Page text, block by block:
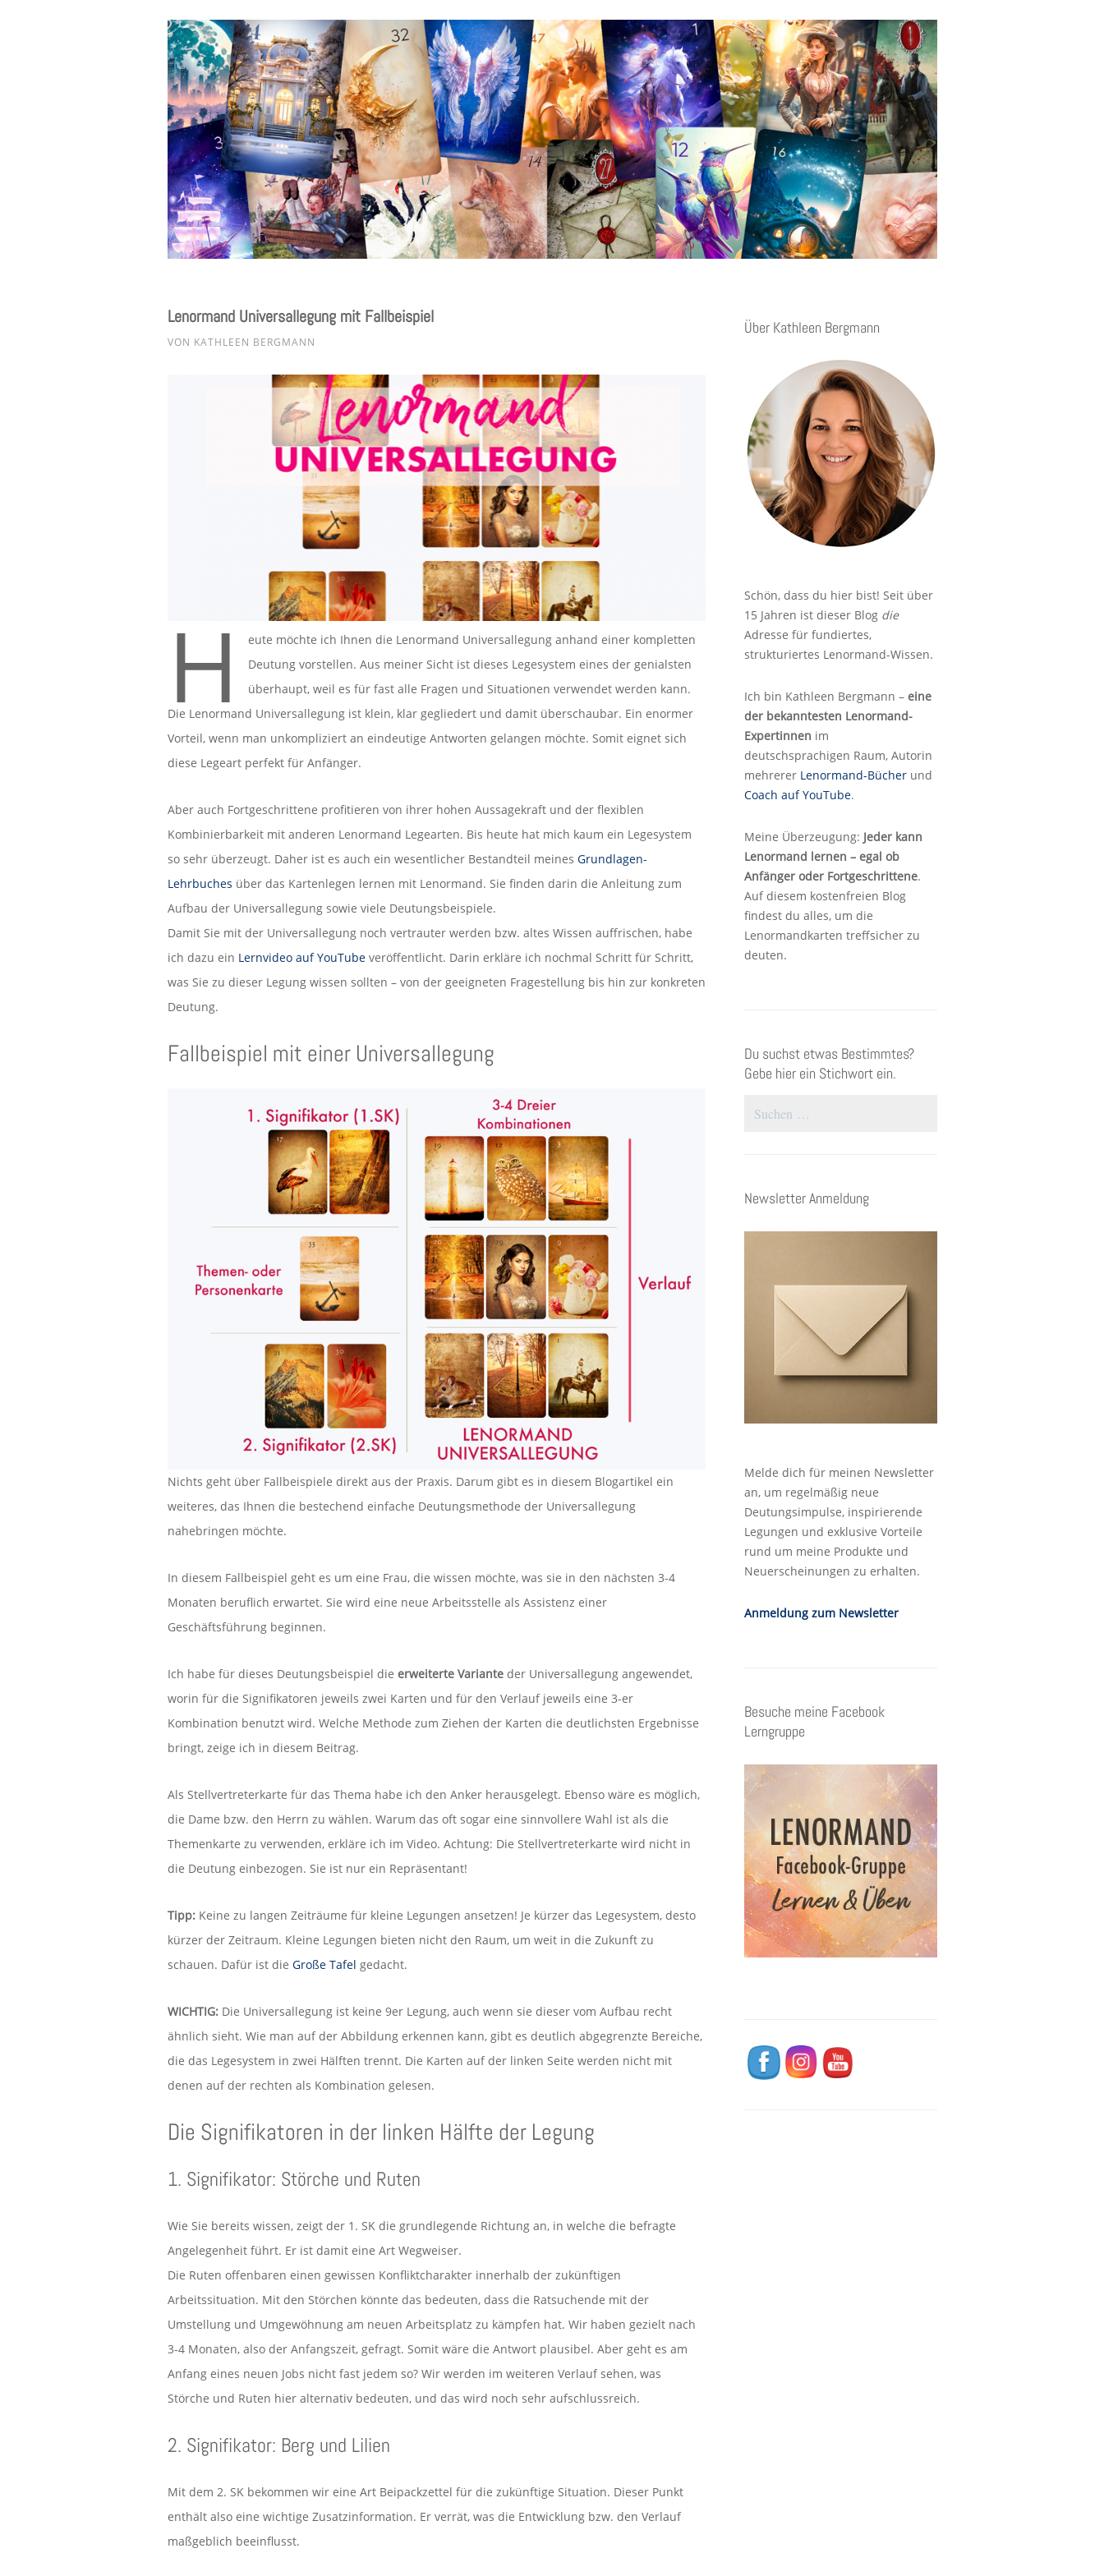
Lenormand Universallegung mit Fallbeispiel
VON KATHLEEN BERGMANN
H
eute möchte ich Ihnen die Lenormand Universallegung anhand einer kompletten
Deutung vorstellen. Aus meiner Sicht ist dieses Legesystem eines der genialsten
überhaupt, weil es für fast alle Fragen und Situationen verwendet werden kann.
Die Lenormand Universallegung ist klein, klar gegliedert und damit überschaubar. Ein enormer
Vorteil, wenn man unkompliziert an eindeutige Antworten gelangen möchte. Somit eignet sich
diese Legeart perfekt für Anfänger.
Aber auch Fortgeschrittene profitieren von ihrer hohen Aussagekraft und der flexiblen
Kombinierbarkeit mit anderen Lenormand Legearten. Bis heute hat mich kaum ein Legesystem
so sehr überzeugt. Daher ist es auch ein wesentlicher Bestandteil meines Grundlagen-
Lehrbuches über das Kartenlegen lernen mit Lenormand. Sie finden darin die Anleitung zum
Aufbau der Universallegung sowie viele Deutungsbeispiele.
Damit Sie mit der Universallegung noch vertrauter werden bzw. altes Wissen auffrischen, habe
ich dazu ein Lernvideo auf YouTubeveröffentlicht. Darin erkläre ich nochmal Schritt für Schritt,
was Sie zu dieser Legung wissen sollten – von der geeigneten Fragestellung bis hin zur konkreten
Deutung.
Fallbeispiel mit einer Universallegung
Nichts geht über Fallbeispiele direkt aus der Praxis. Darum gibt es in diesem Blogartikel ein
weiteres, das Ihnen die bestechend einfache Deutungsmethode der Universallegung
nahebringen möchte.
In diesem Fallbeispiel geht es um eine Frau, die wissen möchte, was sie in den nächsten 3-4
Monaten beruflich erwartet. Sie wird eine neue Arbeitsstelle als Assistenz einer
Geschäftsführung beginnen.
Ich habe für dieses Deutungsbeispiel die erweiterte Varianteder Universallegung angewendet,
worin für die Signifikatoren jeweils zwei Karten und für den Verlauf jeweils eine 3-er
Kombination benutzt wird. Welche Methode zum Ziehen der Karten die deutlichsten Ergebnisse
bringt, zeige ich in diesem Beitrag.
Als Stellvertreterkarte für das Thema habe ich den Anker herausgelegt. Ebenso wäre es möglich,
die Dame bzw. den Herrn zu wählen. Warum das oft sogar eine sinnvollere Wahl ist als die
Themenkarte zu verwenden, erkläre ich im Video. Achtung: Die Stellvertreterkarte wird nicht in
die Deutung einbezogen. Sie ist nur ein Repräsentant!
Tipp: Keine zu langen Zeiträume für kleine Legungen ansetzen! Je kürzer das Legesystem, desto
kürzer der Zeitraum. Kleine Legungen bieten nicht den Raum, um weit in die Zukunft zu
schauen. Dafür ist die Große Tafel gedacht.
WICHTIG: Die Universallegung ist keine 9er Legung, auch wenn sie dieser vom Aufbau recht
ähnlich sieht. Wie man auf der Abbildung erkennen kann, gibt es deutlich abgegrenzte Bereiche,
die das Legesystem in zwei Hälften trennt. Die Karten auf der linken Seite werden nicht mit
denen auf der rechten als Kombination gelesen.
Die Signifikatoren in der linken Hälfte der Legung
1. Signifikator: Störche und Ruten
Wie Sie bereits wissen, zeigt der 1. SK die grundlegende Richtung an, in welche die befragte
Angelegenheit führt. Er ist damit eine Art Wegweiser.
Die Ruten offenbaren einen gewissen Konfliktcharakter innerhalb der zukünftigen
Arbeitssituation. Mit den Störchen könnte das bedeuten, dass die Ratsuchende mit der
Umstellung und Umgewöhnung am neuen Arbeitsplatz zu kämpfen hat. Wir haben gezielt nach
3-4 Monaten, also der Anfangszeit, gefragt. Somit wäre die Antwort plausibel. Aber geht es am
Anfang eines neuen Jobs nicht fast jedem so? Wir werden im weiteren Verlauf sehen, was
Störche und Ruten hier alternativ bedeuten, und das wird noch sehr aufschlussreich.
2. Signifikator: Berg und Lilien
Mit dem 2. SK bekommen wir eine Art Beipackzettel für die zukünftige Situation. Dieser Punkt
enthält also eine wichtige Zusatzinformation. Er verrät, was die Entwicklung bzw. den Verlauf
maßgeblich beeinflusst.
Über Kathleen Bergmann
Schön, dass du hier bist! Seit über
15 Jahren ist dieser Blog die
Adresse für fundiertes,
strukturiertes Lenormand-Wissen.
Ich bin Kathleen Bergmann –eine
der bekanntesten Lenormand-
Expertinnen im
deutschsprachigen Raum, Autorin
mehrerer Lenormand-Bücher und
Coach auf YouTube.
Meine Überzeugung: Jeder kann
Lenormand lernen – egal ob
Anfänger oder Fortgeschrittene.
Auf diesem kostenfreien Blog
findest du alles, um die
Lenormandkarten treffsicher zu
deuten.
Du suchst etwas Bestimmtes?
Gebe hier ein Stichwort ein.
Suchen
Newsletter Anmeldung
Melde dich für meinen Newsletter
an, um regelmäßig neue
Deutungsimpulse, inspirierende
Legungen und exklusive Vorteile
rund um meine Produkte und
Neuerscheinungen zu erhalten.
Anmeldung zum Newsletter
Besuche meine Facebook
Lerngruppe